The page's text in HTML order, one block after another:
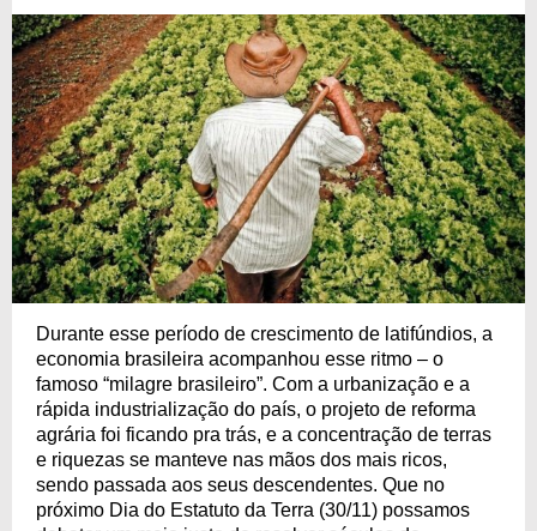
Durante esse período de crescimento de latifúndios, a
economia brasileira acompanhou esse ritmo – o
famoso “milagre brasileiro”. Com a urbanização e a
rápida industrialização do país, o projeto de reforma
agrária foi ficando pra trás, e a concentração de terras
e riquezas se manteve nas mãos dos mais ricos,
sendo passada aos seus descendentes. Que no
próximo Dia do Estatuto da Terra (30/11) possamos